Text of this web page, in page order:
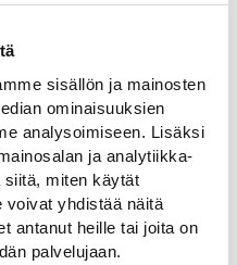
sisällön ja mainosten
ominaisuuksien
analysoimiseen. Lisäksi
ja analytiikka-
siitä, miten käytät
voivat yhdistää näitä
antanut heille tai joita on
palvelujaan.
kertova
pihalla
D.E.D.
oli kansanrunojen
ja oman
oman
Elias Lönnrot)